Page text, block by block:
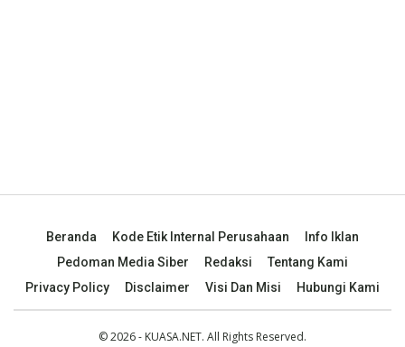
Beranda Kode Etik Internal Perusahaan
Info Iklan
Pedoman Media Siber
Redaksi
Tentang Kami
Privacy Policy
Disclaimer Visi Dan Misi Hubungi Kami
© 2026 - KUASA.NET. All Rights Reserved.